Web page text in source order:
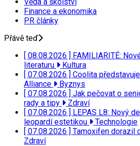
Finance a ekonomika
PR články
Přávě teď
[ 08.08.2026 ] FAMILIARITÉ:
literaturu
Kultura
[ 07.08.2026 ] Coolita
Alliance
Byznys
[ 07.08.2026 ] Jak pečovat o
rady a tipy
Zdraví
[ 07.08.2026 ] LEPAS L8: Nový
leopardí estetikou
Technologie
[ 07.08.2026 ] Tamoxifen dorazil
Zdraví